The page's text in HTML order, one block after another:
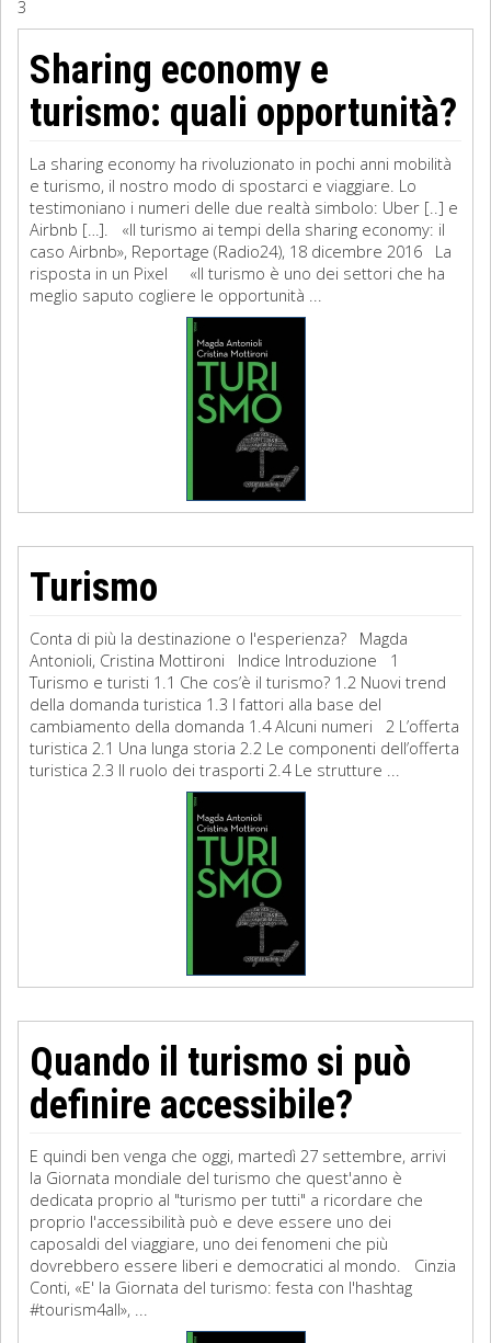
Filosofia
Matematica
Diritto
3
Sharing economy e
turismo: quali opportunità?
La sharing economy ha rivoluzionato in pochi anni mobilità
e turismo, il nostro modo di spostarci e viaggiare. Lo
testimoniano i numeri delle due realtà simbolo: Uber [..] e
Airbnb […]. «Il turismo ai tempi della sharing economy: il
caso Airbnb», Reportage (Radio24), 18 dicembre 2016 La
risposta in un Pixel «Il turismo è uno dei settori che ha
meglio saputo cogliere le opportunità ...
Turismo
Conta di più la destinazione o l'esperienza? Magda
Antonioli, Cristina Mottironi Indice Introduzione 1
Turismo e turisti 1.1 Che cos’è il turismo? 1.2 Nuovi trend
della domanda turistica 1.3 I fattori alla base del
cambiamento della domanda 1.4 Alcuni numeri 2 L’offerta
turistica 2.1 Una lunga storia 2.2 Le componenti dell’offerta
turistica 2.3 Il ruolo dei trasporti 2.4 Le strutture ...
Quando il turismo si può
definire accessibile?
E quindi ben venga che oggi, martedì 27 settembre, arrivi
la Giornata mondiale del turismo che quest'anno è
dedicata proprio al "turismo per tutti" a ricordare che
proprio l'accessibilità può e deve essere uno dei
caposaldi del viaggiare, uno dei fenomeni che più
dovrebbero essere liberi e democratici al mondo. Cinzia
Conti, «E' la Giornata del turismo: festa con l'hashtag
#tourism4all», ...